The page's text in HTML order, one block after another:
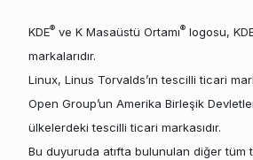
KDE®ve K Masaüstü Ortamı®logosu,
markalarıdır.
Linux, Linus Torvalds’ın tescilli ticari
Open Group’un Amerika Birleşik
ülkelerdeki tescilli ticari markasıdır.
Bu duyuruda atıfta bulunulan diğer tüm